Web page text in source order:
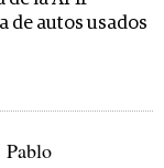
de autos usados